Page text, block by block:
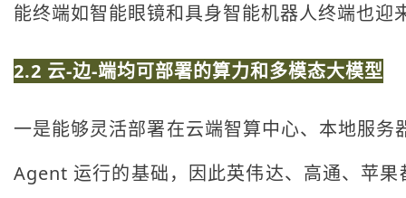
能终端如智能眼镜和具身智能机器人终端也迎
2.2 云-边-端均可部署的算力和多模态大模型
一是能够灵活部署在云端智算中心、本地服
Agent 运行的基础，因此英伟达、高通、苹